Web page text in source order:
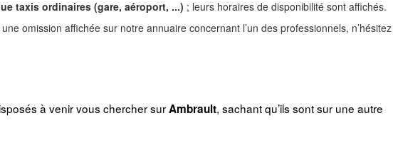
taxis ordinaires (gare, aéroport, ...) ; leurs horaires de disponibilité sont affichés.
omission affichée sur notre annuaire concernant l’un des professionnels, n’hésitez
à venir vous chercher surAmbrault, sachant qu’ils sont sur une autre